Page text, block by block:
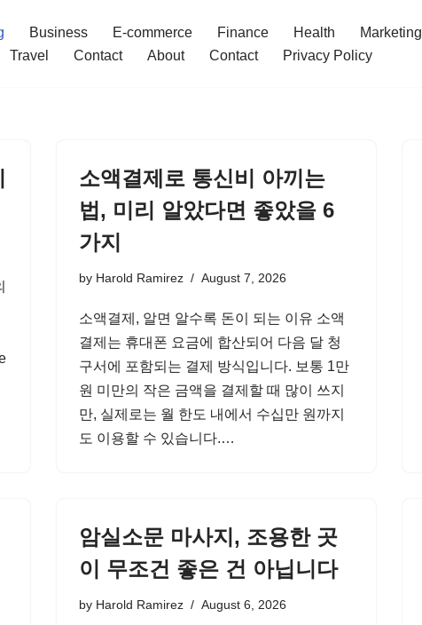
Business E-commerce Finance Health Marketing
Travel Contact About Contact Privacy Policy
소액결제로 통신비 아끼는
법, 미리 알았다면 좋았을 6
가지
by Harold Ramirez August 7, 2026
소액결제, 알면 알수록 돈이 되는 이유 소액
결제는 휴대폰 요금에 합산되어 다음 달 청
구서에 포함되는 결제 방식입니다. 보통 1만
원 미만의 작은 금액을 결제할 때 많이 쓰지
만, 실제로는 월 한도 내에서 수십만 원까지
도 이용할 수 있습니다.…
암실소문 마사지, 조용한 곳
이 무조건 좋은 건 아닙니다
by Harold Ramirez August 6, 2026